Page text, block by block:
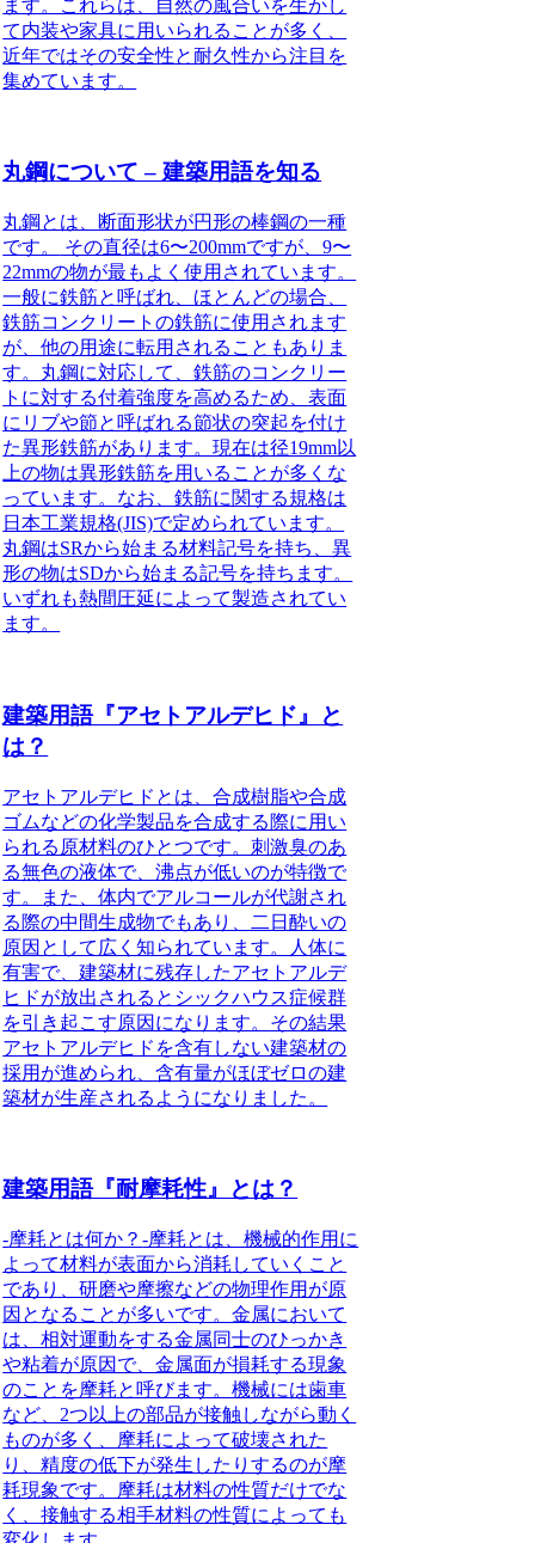
ます。これらは、自然の風合いを生かし
て内装や家具に用いられることが多く、
近年ではその安全性と耐久性から注目を
集めています。
丸鋼について – 建築用語を知る
丸鋼とは、断面形状が円形の棒鋼の一種
です。
その直径は6〜200mmですが、9〜
22mmの物が最もよく使用されています。
一般に鉄筋と呼ばれ、ほとんどの場合、
鉄筋コンクリートの鉄筋に使用されます
が、他の用途に転用されることもありま
す。丸鋼に対応して、鉄筋のコンクリー
トに対する付着強度を高めるため、表面
にリブや節と呼ばれる節状の突起を付け
た異形鉄筋があります。現在は径19mm以
上の物は異形鉄筋を用いることが多くな
っています。なお、鉄筋に関する規格は
日本工業規格(JIS)で定められています。
丸鋼はSRから始まる材料記号を持ち、異
形の物はSDから始まる記号を持ちます。
いずれも熱間圧延によって製造されてい
ます。
建築用語『アセトアルデヒド』と
は？
アセトアルデヒドとは、合成樹脂や合成
ゴムなどの化学製品を合成する際に用い
られる原材料のひとつです。刺激臭のあ
る無色の液体で、沸点が低いのが特徴で
す。また、体内でアルコールが代謝され
る際の中間生成物でもあり、二日酔いの
原因として広く知られています。人体に
有害で、建築材に残存したアセトアルデ
ヒドが放出されるとシックハウス症候群
を引き起こす原因になります。その結果
アセトアルデヒドを含有しない建築材の
採用が進められ、含有量がほぼゼロの建
築材が生産されるようになりました 。
建築用語『耐摩耗性』とは？
-摩耗とは何か？-摩耗とは、機械的作用に
よって材料が表面から消耗していくこと
であり、研磨や摩擦などの物理作用が原
因となることが多いです。金属において
は、相対運動をする金属同士のひっかき
や粘着が原因で、金属面が損耗する現象
のことを摩耗と呼びます。機械には歯車
など、2つ以上の部品が接触しながら動く
ものが多く、摩耗によって破壊された
り、精度の低下が発生したりするのが摩
耗現象です。摩耗は材料の性質だけでな
く、接触する相手材料の性質によっても